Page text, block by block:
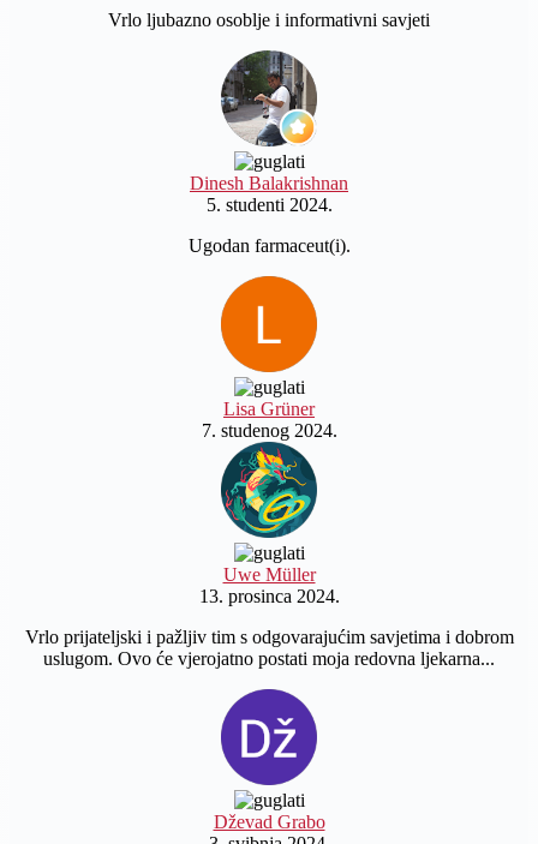
Vrlo ljubazno osoblje i informativni savjeti
Dinesh Balakrishnan
5. studenti 2024.
Ugodan farmaceut(i).
Lisa Grüner
7. studenog 2024.
Uwe Müller
13. prosinca 2024.
Vrlo prijateljski i pažljiv tim s odgovarajućim savjetima i dobrom
uslugom. Ovo će vjerojatno postati moja redovna ljekarna...
Dževad Grabo